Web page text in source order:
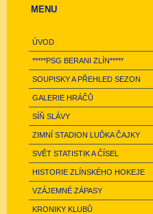
MENU
ÚVOD
*****PSG BERANI ZLÍN*****
SOUPISKY A PŘEHLED SEZON
GALERIE HRÁČŮ
SÍŇ SLÁVY
ZIMNÍ STADION LUĎKA ČAJKY
SVĚT STATISTIK A ČÍSEL
HISTORIE ZLÍNSKÉHO HOKEJE
VZÁJEMNÉ ZÁPASY
KRONIKY KLUBŮ